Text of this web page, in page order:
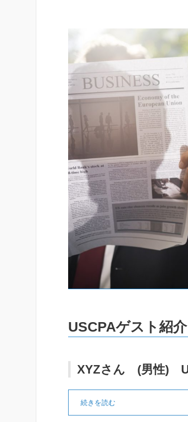
USCPAゲスト紹介
XYZさん (男性)
続きを読む